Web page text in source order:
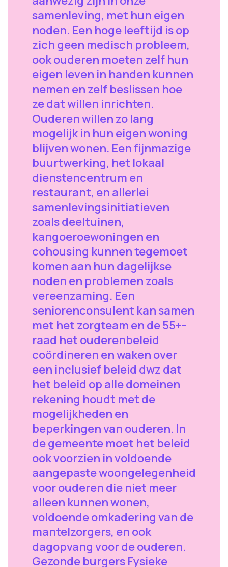
samenleving, met hun eigen
noden. Een hoge leeftijd is op
zich geen medisch probleem,
ook ouderen moeten zelf hun
eigen leven in handen kunnen
nemen en zelf beslissen hoe
ze dat willen inrichten.
Ouderen willen zo lang
mogelijk in hun eigen woning
blijven wonen. Een fijnmazige
buurtwerking, het lokaal
dienstencentrum en
restaurant, en allerlei
samenlevingsinitiatieven
zoals deeltuinen,
kangoeroewoningen en
cohousing kunnen tegemoet
komen aan hun dagelijkse
noden en problemen zoals
vereenzaming. Een
seniorenconsulent kan samen
met het zorgteam en de 55+-
raad het ouderenbeleid
coördineren en waken over
een inclusief beleid dwz dat
het beleid op alle domeinen
rekening houdt met de
mogelijkheden en
beperkingen van ouderen. In
de gemeente moet het beleid
ook voorzien in voldoende
aangepaste woongelegenheid
voor ouderen die niet meer
alleen kunnen wonen,
voldoende omkadering van de
mantelzorgers, en ook
dagopvang voor de ouderen.
Gezonde burgers Fysieke